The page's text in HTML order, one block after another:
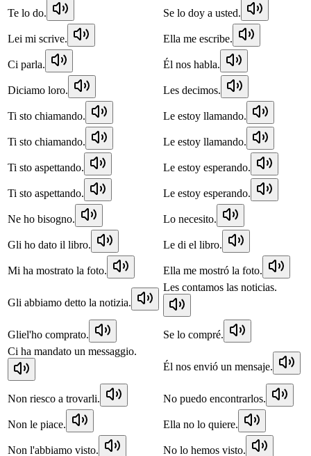
Te lo do. Se lo doy a usted.
Lei mi scrive. Ella me escribe.
Ci parla. Él nos habla.
Diciamo loro. Les decimos.
Ti sto chiamando. Le estoy llamando.
Ti sto chiamando. Le estoy llamando.
Ti sto aspettando. Le estoy esperando.
Ti sto aspettando. Le estoy esperando.
Ne ho bisogno. Lo necesito.
Gli ho dato il libro. Le di el libro.
Mi ha mostrato la foto. Ella me mostró la foto.
Gli abbiamo detto la notizia.
Les contamos las noticias.
Gliel'ho comprato.
Se lo compré.
Ci ha mandato un messaggio.
Él nos envió un mensaje.
Non riesco a trovarli. No puedo encontrarlos.
Non le piace. Ella no lo quiere.
Non l'abbiamo visto. No lo hemos visto.